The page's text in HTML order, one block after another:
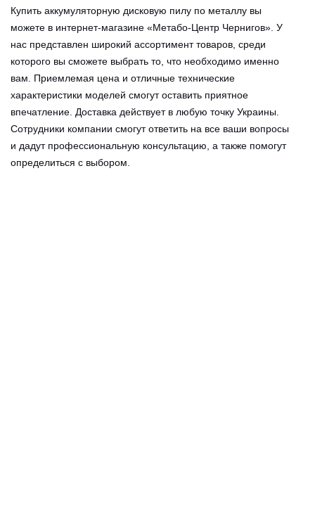
Купить аккумуляторную дисковую пилу по металлу вы
можете в интернет-магазине «Метабо-Центр Чернигов». У
нас представлен широкий ассортимент товаров, среди
которого вы сможете выбрать то, что необходимо именно
вам. Приемлемая цена и отличные технические
характеристики моделей смогут оставить приятное
впечатление. Доставка действует в любую точку Украины.
Сотрудники компании смогут ответить на все ваши вопросы
и дадут профессиональную консультацию, а также помогут
определиться с выбором.